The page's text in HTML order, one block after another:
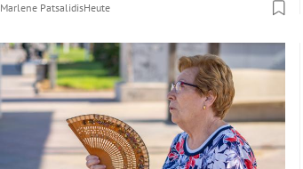
Marlene PatsalidisHeute